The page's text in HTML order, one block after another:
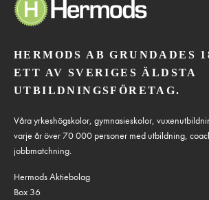
HERMODS AB GRUNDADES
ETT AV SVERIGES ÄLDSTA
UTBILDNINGSFÖRETAG.
Våra yrkeshögskolor, gymnasieskolor,
varje år över 70 000 personer med utbildning,
jobbmatchning.
Hermods Aktiebolag
Box 36